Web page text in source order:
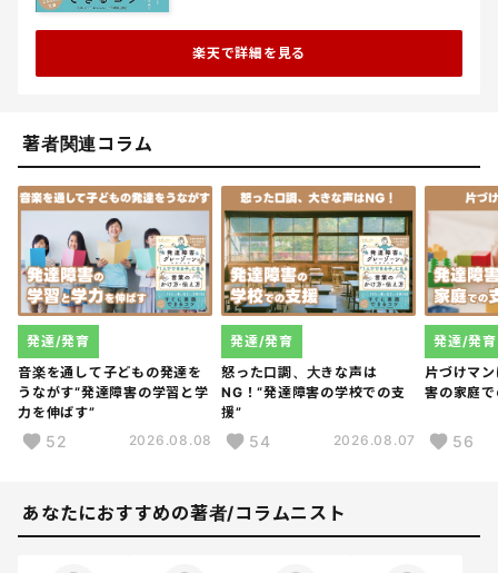
楽天で詳細を見る
著者関連コラム
音楽を通して子どもの発達を
うながす“発達障害の学習と学
力を伸ばす”
発達/発育
52 2026.08.08
怒った口調、大きな声は
NG！“発達障害の学校での支
援”
発達/発育
54 2026.08.07
片づけマ
害の家庭
発達/発育
56
あなたにおすすめの著者/コラムニスト